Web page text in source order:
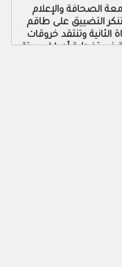
الصحافة والإعلام
التضييق على طاقم
الثانية وتنتقد خروقات
في تغطية أحداث سبتة